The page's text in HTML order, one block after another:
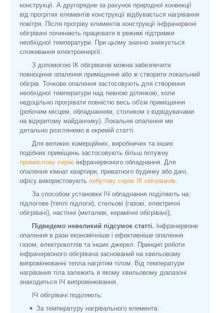
конструкції. А другорядне за рахунок природної конвекції
від прогрітих елементів конструкції відбувається нагрівання
повітря. Після прогріву елементів конструкції інфрачервоні
обігрівачі починають працювати в режимі підтримки
необхідної температури. При цьому значно знижується
споживання електроенергії.
З допомогою ІК обігрівачів можна забезпечити
повноцінне опалення приміщення або ж створити локальний
обігрів. Точкове опалення застосовують для створення
необхідної температури над певною ділянкою, коли
недоцільно прогрівати повністю весь об'єм приміщення
(робочим місцем, обладнанням, столиком з відвідувачами
на відкритому майданчику). Локальне опалення ми
детально розглянемо в окремій статті.
Для великих комерційних, виробничих та інших
подібних приміщень застосовують більш потужну
промислову серію інфрачервоного обладнання. Для
опалення кімнат квартири, приватного будинку або дачі,
офісу використовують побутову серію ІК обігрівачів
За способом установки ІЧ обладнання поділяють на:
підлогове (теплі підлоги), стельові (газові, електричні
обігрівачі), настінні (металеві, керамічні обігрівачі);
Підведемо невеликий підсумок статті. Інфрачервоне
опалення в рази економічніше і ефективніше опалення
газом, електрокотлів та інших джерел. Принцип роботи
інфрачервоного обігрівача заснований на хвильовому
випромінюванні тепла нагрітим тілом. Від температури
нагрівання тіла залежить в якому хвильовому діапазоні
знаходиться ІЧ випромінювання.
ІЧ обігрівачі поділяють:
За температуру нагрівального елемента: